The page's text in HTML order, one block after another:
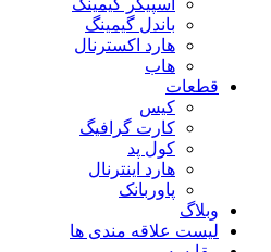
باندل گیمینگ
هارد اکسترنال
هاب
قطعات
کیس
کارت گرافیگ
کول پد
هارد اینترنال
پاوربانک
وبلاگ
لیست علاقه مندی ها